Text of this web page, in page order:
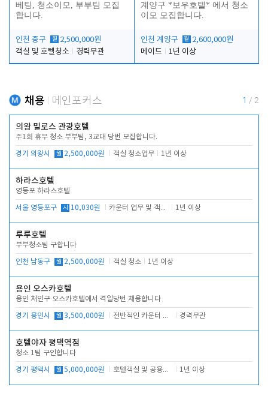
베팅, 청소이모, 부부팀 모집
합니다.
인천 중구 월 2,500,000원
객실 및 호텔청소
경력무관
계양구 *보우호텔* 에서 청소
이모 모집합니다.
인천 계양구 월 2,600,000원
메이드
1년 이상
채용 메인포커스 1 / 2
의왕 밀로스 관광호텔
주1회 휴무 청소 부부팀, 3교대 당번 모집합니다.
경기 의왕시 월 2,500,000원 객실 청소업무 1년 이상
하라스호텔
영등포 하라스호텔
서울 영등포구 시 10,030원 카운터 업무 및 객실관리(청소상태 확인, 객실판매) 1년 이상
루루호텔
부부청소팀 구합니다
인천 남동구 월 2,500,000원 객실 청소 1년 이상
용인 오스카호텔
용인 처인구 오스카호텔에서 격일당번 채용합니다
경기 용인시 월 3,500,000원 전반적인 카운터 업무 경력무관
호텔야자 평택역점
청소 1팀 구인합니다
경기 평택시 월 5,000,000원 호텔객실 및 공용시설 청소 관리 1년 이상